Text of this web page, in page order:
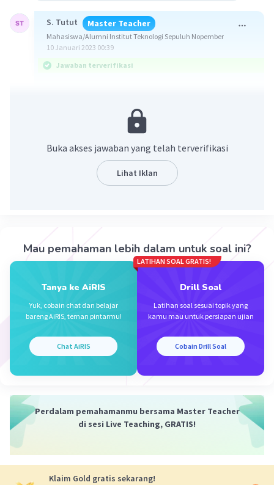
S. Tutut Master Teacher
Mahasiswa/Alumni Institut Teknologi Sepuluh Nopember
10 Januari 2023 00:39
Jawaban terverifikasi
F2x = 6 N
Resultan vektor merupakan hasil dari
penjumlahan dua atau lebih vektor.
Maka diperoleh :
Fx = 7 - 6 + 3
Dengan demikian, komponen vektor x sebesar 4
N.
Buka akses jawaban yang telah terverifikasi
Lihat Iklan
Mau pemahaman lebih dalam untuk soal ini?
Tanya ke AiRIS
Yuk, cobain chat dan belajar
bareng AiRIS, teman pintarmu!
Chat AiRIS
LATIHAN SOAL GRATIS!
Drill Soal
Latihan soal sesuai topik yang
kamu mau untuk persiapan ujian
Cobain Drill Soal
Perdalam pemahamanmu bersama Master Teacher
di sesi Live Teaching, GRATIS!
Klaim Gold gratis sekarang!